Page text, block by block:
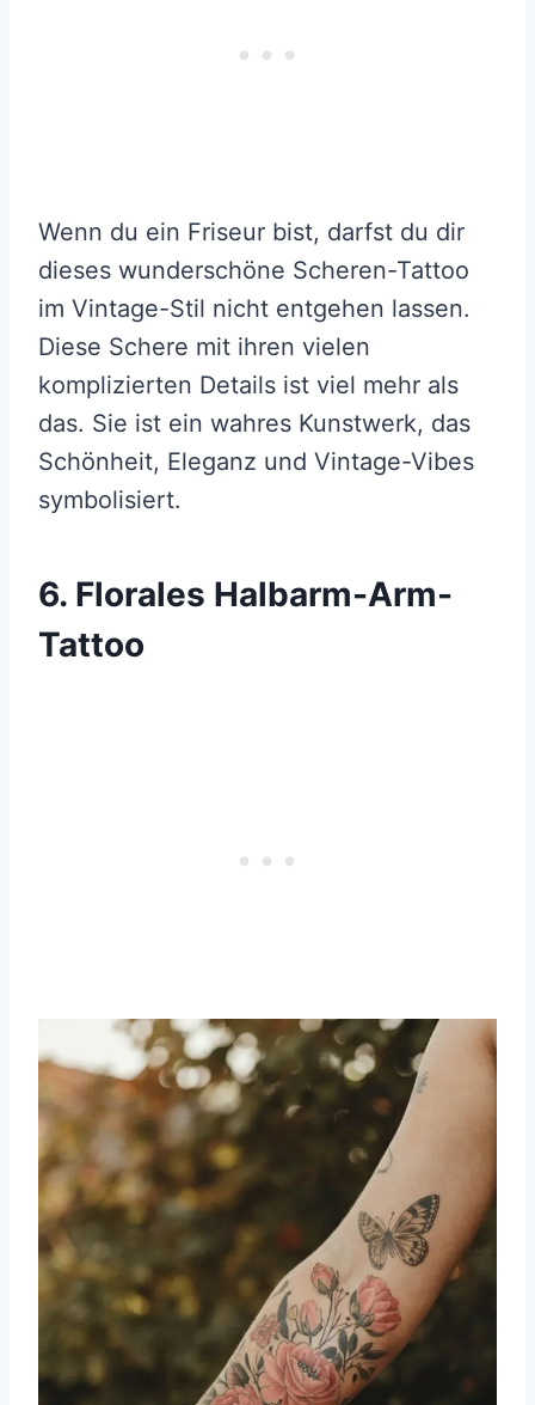
Wenn du ein Friseur bist, darfst du dir
dieses wunderschöne Scheren-Tattoo
im Vintage-Stil nicht entgehen lassen.
Diese Schere mit ihren vielen
komplizierten Details ist viel mehr als
das. Sie ist ein wahres Kunstwerk, das
Schönheit, Eleganz und Vintage-Vibes
symbolisiert.
6. Florales Halbarm-Arm-
Tattoo